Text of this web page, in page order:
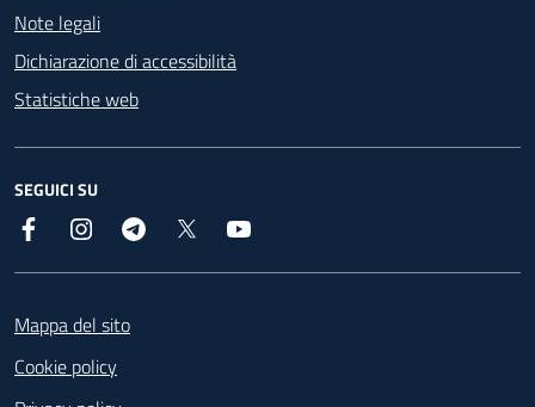
Note legali
Dichiarazione di accessibilità
Statistiche web
SEGUICI SU
Facebook InstagramTelegram
Mappa del sito
Cookie policy